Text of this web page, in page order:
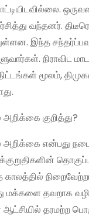
வந்தனர்.
இந்த
நிராவிட
மூலம்,
குறித்து?
அறிக்கை என்பது
மக்களை தவறாக
தரமற்ற